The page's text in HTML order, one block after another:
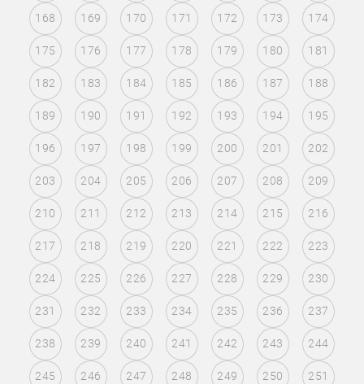
168 169 170 171 172 173 174
175 176 177 178 179 180 181
182 183 184 185 186 187 188
189 190 191 192 193 194 195
196 197 198 199 200 201 202
203 204 205 206 207 208 209
210 211 212 213 214 215 216
217 218 219 220 221 222 223
224 225 226 227 228 229 230
231 232 233 234 235 236 237
238 239 240 241 242 243 244
245 246 247 248 249 250 251